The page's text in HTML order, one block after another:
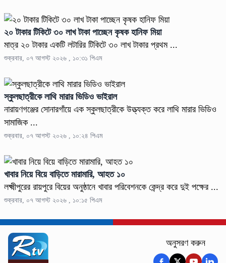
২০ টাকার টিকিটে ৩০ লাখ টাকা পাচ্ছেন কৃষক হানিফ মিয়া
মাত্র ২০ টাকার একটি লটারির টিকিটে ৩০ লাখ টাকার প্রথম ...
শুক্রবার, ০৭ আগস্ট ২০২৬ , ১০:৩১ পিএম
স্কুলছাত্রীকে লাথি মারার ভিডিও ভাইরাল
নারায়ণগঞ্জের সোনারগাঁয়ে এক স্কুলছাত্রীকে উত্ত্যক্ত করে লাথি মারার ভিডিও
সামাজিক ...
শুক্রবার, ০৭ আগস্ট ২০২৬ , ১০:২৪ পিএম
খাবার নিয়ে বিয়ে বাড়িতে মারামারি, আহত ১০
লক্ষ্মীপুরের রায়পুরে বিয়ের অনুষ্ঠানে খাবার পরিবেশনকে কেন্দ্র করে দুই পক্ষের ...
শুক্রবার, ০৭ আগস্ট ২০২৬ , ১০:১৫ পিএম
অনুসরণ করুন